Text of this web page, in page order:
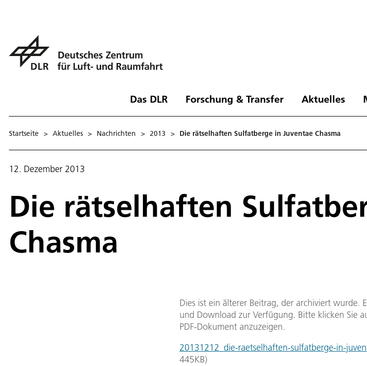
Das DLR Forschung & Transfer Aktuelles
Startseite > Aktuelles > Nachrichten > 2013 > Die rätselhaften Sulfatberge in Juventae Chasma
12. Dezember 2013
Die rätselhaften
Chasma
Dies ist ein älterer Beitrag, der archiviert wurde.
und Download zur Verfügung. Bitte klicken Sie
PDF-Dokument anzuzeigen.
20131212_die-raetselhaften-sulfatberge-in-
445KB)